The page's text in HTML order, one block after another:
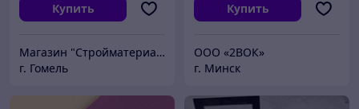
Купить
Магазин "Стройматериалы на Красноармейской"
г. Гомель
Купить
ООО «2ВОК»
г. Минск